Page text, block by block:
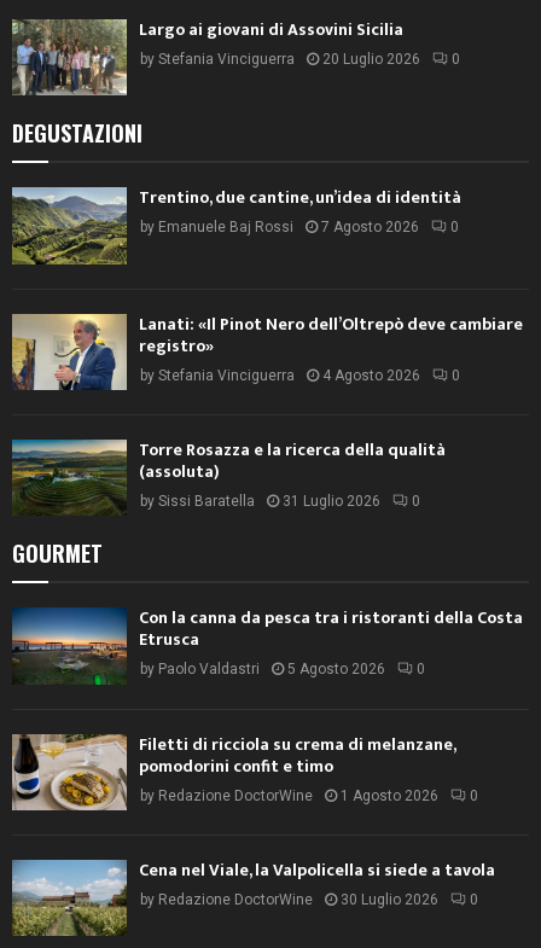
Largo ai giovani di Assovini Sicilia
by Stefania Vinciguerra 20 Luglio 2026 0
DEGUSTAZIONI
Trentino, due cantine, un’idea di identità
by Emanuele Baj Rossi 7 Agosto 2026 0
Lanati: «Il Pinot Nero dell’Oltrepò deve cambiare
registro»
by Stefania Vinciguerra 4 Agosto 2026 0
Torre Rosazza e la ricerca della qualità
(assoluta)
by Sissi Baratella 31 Luglio 2026 0
GOURMET
Con la canna da pesca tra i ristoranti della Costa
Etrusca
by Paolo Valdastri 5 Agosto 2026 0
Filetti di ricciola su crema di melanzane,
pomodorini confit e timo
by Redazione DoctorWine 1 Agosto 2026 0
Cena nel Viale, la Valpolicella si siede a tavola
by Redazione DoctorWine 30 Luglio 2026 0